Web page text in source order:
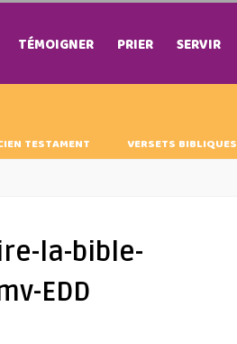
TÉMOIGNER PRIER SERVIR
TESTAMENT VERSETS BIBLIQUES
la-bible-
EDD